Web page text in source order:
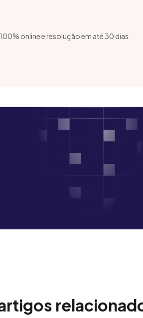
online e resolução em até 30 dias.